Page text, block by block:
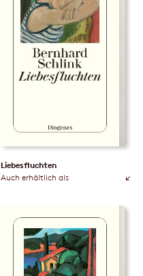
Liebesfluchten
Auch erhältlich als